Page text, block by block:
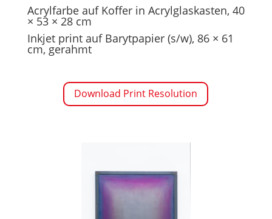
Acrylfarbe auf Koffer in Acrylglaskasten, 40
× 53 × 28 cm
Inkjet print auf Barytpapier (s/w), 86 × 61
cm, gerahmt
Download Print Resolution